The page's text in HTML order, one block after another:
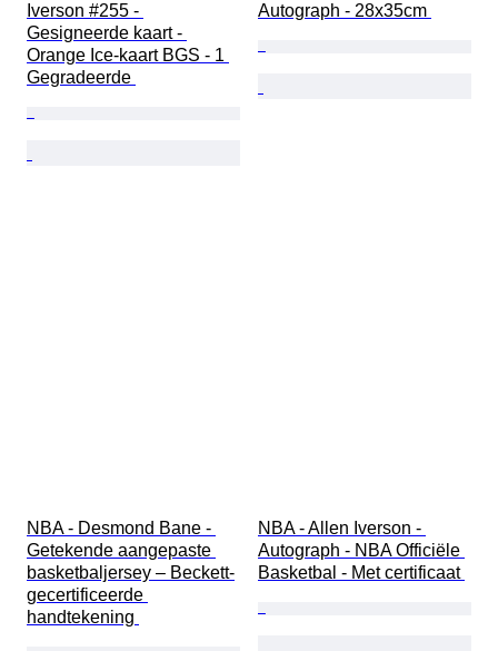
Iverson #255 -
Gesigneerde kaart -
Orange Ice-kaart BGS - 1
Gegradeerde
Autograph - 28x35cm
NBA - Desmond Bane -
Getekende aangepaste
basketbaljersey – Beckett-
gecertificeerde
handtekening
NBA - Allen Iverson -
Autograph - NBA Officiële
Basketbal - Met certificaat